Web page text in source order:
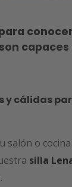
y cálidas
salón o
silla